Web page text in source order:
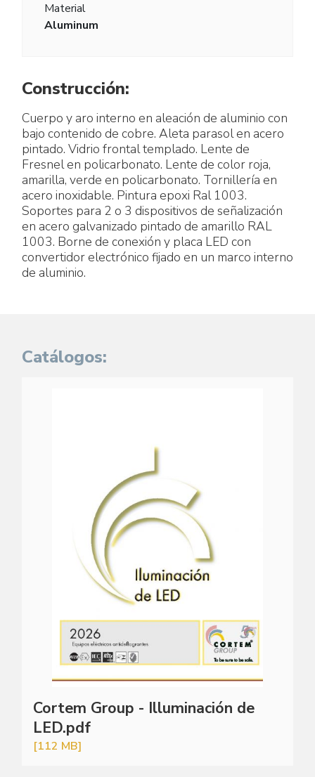
Material
Aluminum
Construcción:
Cuerpo y aro interno en aleación de aluminio con
bajo contenido de cobre. Aleta parasol en acero
pintado. Vidrio frontal templado. Lente de
Fresnel en policarbonato. Lente de color roja,
amarilla, verde en policarbonato. Tornillería en
acero inoxidable. Pintura epoxi Ral 1003.
Soportes para 2 o 3 dispositivos de señalización
en acero galvanizado pintado de amarillo RAL
1003. Borne de conexión y placa LED con
convertidor electrónico fijado en un marco interno
de aluminio.
Catálogos:
Cortem Group - Illuminación de
LED.pdf
[112 MB]